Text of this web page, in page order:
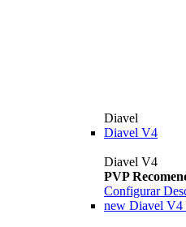
Diavel
Diavel V4
Diavel V4
PVP
Configurar
new Diavel V4